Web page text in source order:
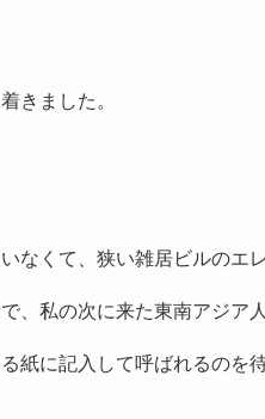
きました。
なくて、狭い雑居ビルのエ
、私の次に来た東南アジア
紙に記入して呼ばれるのを待